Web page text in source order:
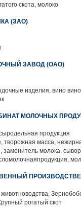
скота, молоко
(ЗАО)
ЗАВОД (ОАО)
изделия, вино
МОЛОЧНЫХ
продукция
творожная масса,
заменитель молока,
рогатый скот